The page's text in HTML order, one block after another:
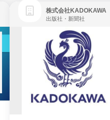
株式会社KADOKAWA
出版社・新聞社